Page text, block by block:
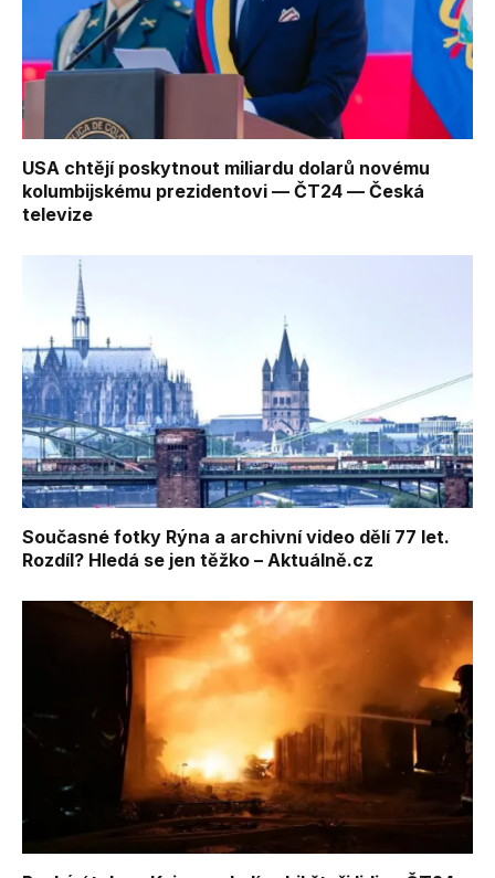
USA chtějí poskytnout miliardu dolarů novému
kolumbijskému prezidentovi — ČT24 — Česká
televize
Současné fotky Rýna a archivní video dělí 77 let.
Rozdíl? Hledá se jen těžko – Aktuálně.cz